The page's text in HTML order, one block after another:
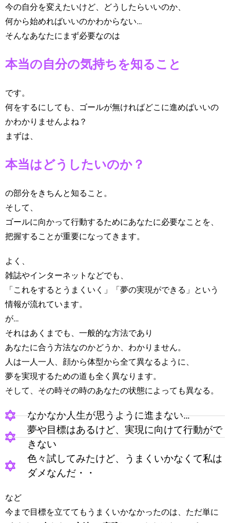
今の自分を変えたいけど、どうしたらいいのか、
何から始めればいいのかわからない…
そんなあなたにまず必要なのは
本当の自分の気持ちを知ること
です。
何をするにしても、ゴールが無ければどこに進めばいいの
かわかりませんよね？
まずは、
本当はどうしたいのか？
の部分をきちんと知ること。
そして、
ゴールに向かって行動するためにあなたに必要なことを、
把握することが重要になってきます。
よく、
雑誌やインターネットなどでも、
「これをするとうまくいく」「夢の実現ができる」という
情報が流れています。
が…
それはあくまでも、一般的な方法であり
あなたに合う方法なのかどうか、わかりません。
人は一人一人、顔から体型から全て異なるように、
夢を実現するための道も全く異なります。
そして、その時その時のあなたの状態によっても異なる。
なかなか人生が思うように進まない…
夢や目標はあるけど、実現に向けて行動がで
きない
色々試してみたけど、うまくいかなくて私は
ダメなんだ・・
など
今まで目標を立ててもうまくいかなかったのは、ただ単に